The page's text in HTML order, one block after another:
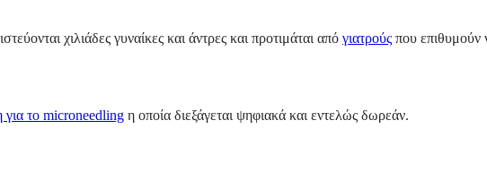
χιλιάδες γυναίκες και άντρες και προτιμάται από γιατρούς που επιθυμούν
για το microneedling η οποία διεξάγεται ψηφιακά και εντελώς δωρεάν.